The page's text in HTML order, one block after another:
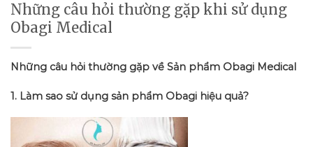
Những câu hỏi thường gặp khi sử dụng
Obagi Medical
Những câu hỏi thường gặp về Sản phẩm Obagi Medical
1. Làm sao sử dụng sản phẩm Obagi hiệu quả?